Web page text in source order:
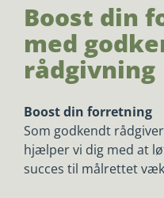
Boost din
med
rådgivning
Boost din forretning
Som godkendt
hjælper vi dig med at
succes til målrettet